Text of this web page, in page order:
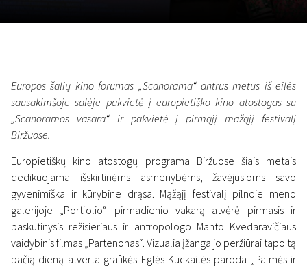
Europos šalių kino forumas „Scanorama“ antrus metus iš eilės
sausakimšoje salėje pakvietė į europietiško kino atostogas su
„Scanoramos vasara“ ir pakvietė į pirmąjį mažąjį festivalį
Biržuose.
Europietiškų kino atostogų programa Biržuose šiais metais
dedikuojama išskirtinėms asmenybėms, žavėjusioms savo
gyvenimiška ir kūrybine drąsa. Mąžąjį festivalį pilnoje meno
galerijoje „Portfolio“ pirmadienio vakarą atvėrė pirmasis ir
paskutinysis režisieriaus ir antropologo Manto Kvedaravičiaus
vaidybinis filmas „Partenonas“. Vizualia įžanga jo peržiūrai tapo tą
pačią dieną atverta grafikės Eglės Kuckaitės paroda „Palmės ir